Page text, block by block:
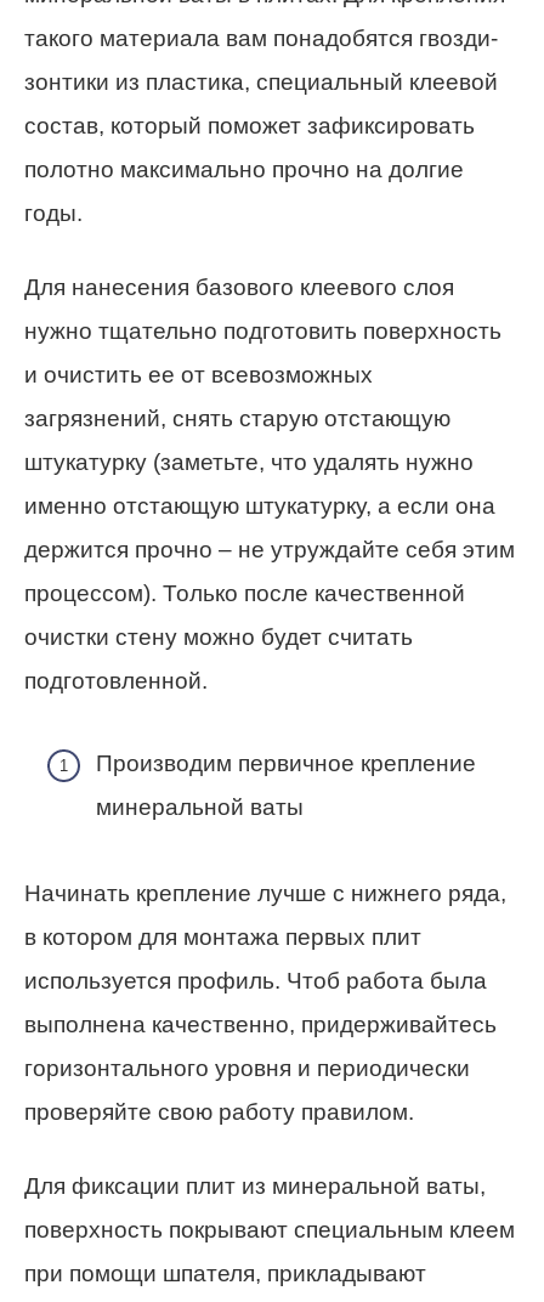
такого материала вам понадобятся гвозди-
зонтики из пластика, специальный клеевой
состав, который поможет зафиксировать
полотно максимально прочно на долгие
годы.
Для нанесения базового клеевого слоя
нужно тщательно подготовить поверхность
и очистить ее от всевозможных
загрязнений, снять старую отстающую
штукатурку (заметьте, что удалять нужно
именно отстающую штукатурку, а если она
держится прочно – не утруждайте себя этим
процессом). Только после качественной
очистки стену можно будет считать
подготовленной.
Производим первичное крепление
минеральной ваты
Начинать крепление лучше с нижнего ряда,
в котором для монтажа первых плит
используется профиль. Чтоб работа была
выполнена качественно, придерживайтесь
горизонтального уровня и периодически
проверяйте свою работу правилом.
Для фиксации плит из минеральной ваты,
поверхность покрывают специальным клеем
при помощи шпателя, прикладывают